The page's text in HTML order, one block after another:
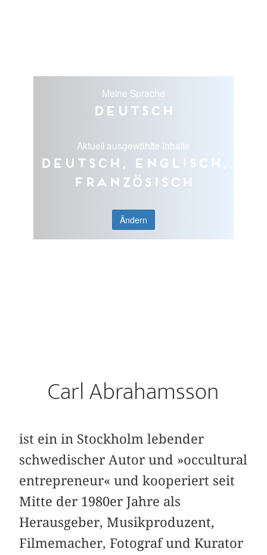
Meine Sprache
Deutsch
Aktuell ausgewählte Inhalte
Deutsch, Englisch,
Französisch
Ändern
Carl Abrahamsson
ist ein in Stockholm lebender
schwedischer Autor und »occultural
entrepreneur« und kooperiert seit
Mitte der 1980er Jahre als
Herausgeber, Musikproduzent,
Filmemacher, Fotograf und Kurator